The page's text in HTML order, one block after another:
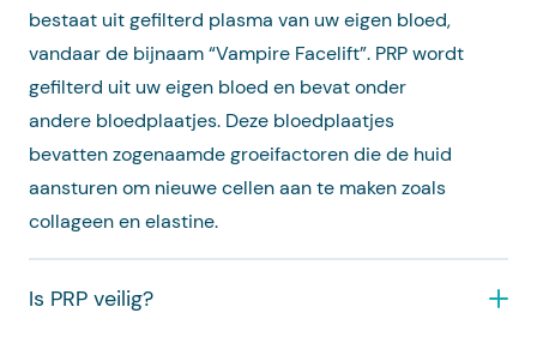
bestaat uit gefilterd plasma van uw eigen bloed,
vandaar de bijnaam “Vampire Facelift”. PRP wordt
gefilterd uit uw eigen bloed en bevat onder
andere bloedplaatjes. Deze bloedplaatjes
bevatten zogenaamde groeifactoren die de huid
aansturen om nieuwe cellen aan te maken zoals
collageen en elastine.
Is PRP veilig?